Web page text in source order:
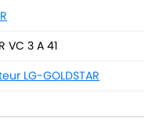
VC 3 A 41
LG-GOLDSTAR